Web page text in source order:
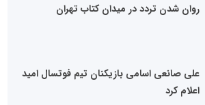
روان شدن تردد در میدان کتاب تهران
علی صانعی اسامی بازیکنان تیم فوتسال امید
اعلام کرد